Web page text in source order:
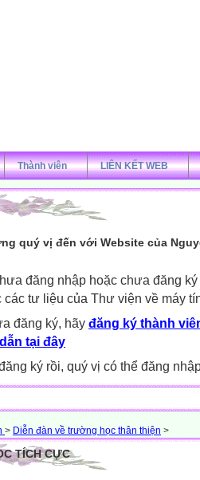
Thành viên LIÊN KẾT WEB
quý vị đến với Website của
đăng nhập hoặc chưa đăng
tư liệu của Thư viện về máy
đăng ký, hãy đăng ký thành
tại đây
ký rồi, quý vị có thể đăng
> Diễn đàn về trường học thân thiện >
TÍCH CỰC